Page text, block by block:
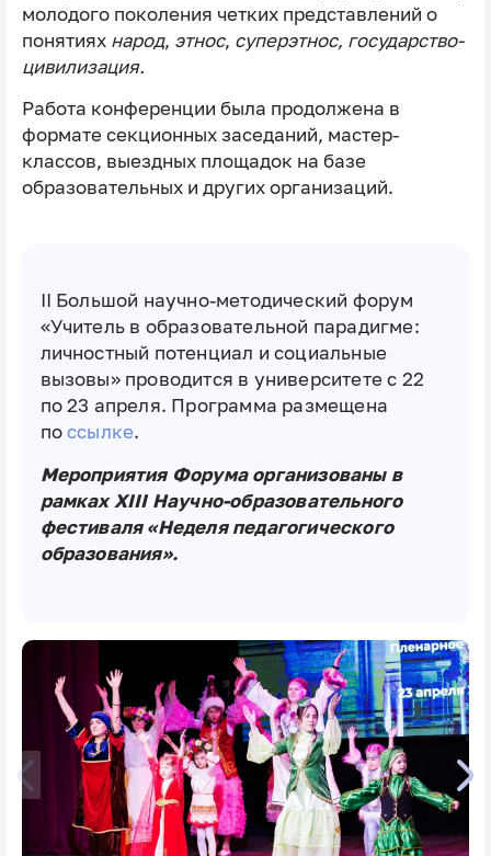
молодого поколения четких представлений о
понятиях народ, этнос, суперэтнос, государство-
цивилизация.
Работа конференции была продолжена в
формате секционных заседаний, мастер-
классов, выездных площадок на базе
образовательных и других организаций.
II Большой научно-методический форум
«Учитель в образовательной парадигме:
личностный потенциал и социальные
вызовы» проводится в университете с 22
по 23 апреля. Программа размещена
поссылке.
Мероприятия Форума организованы в
рамках XIII Научно-образовательного
фестиваля «Неделя педагогического
образования».